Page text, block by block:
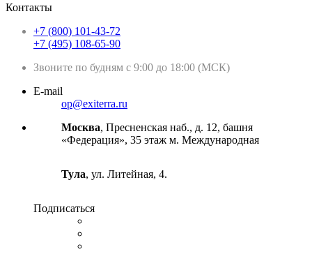
Контакты
+7 (800) 101-43-72
+7 (495) 108-65-90
Звоните по будням с 9:00 до 18:00 (МСК)
E-mail
op@exiterra.ru
Москва, Пресненская наб., д. 12, башня
«Федерация», 35 этаж м. Международная
Тула, ул. Литейная, 4.
Подписаться